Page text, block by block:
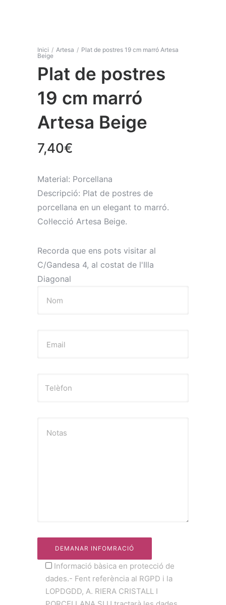
Inici / Artesa / Plat de postres 19 cm marró Artesa
Beige
Plat de postres
19 cm marró
Artesa Beige
7,40€
Material: Porcellana
Descripció: Plat de postres de
porcellana en un elegant to marró.
Col·lecció Artesa Beige.
Recorda que ens pots visitar al
C/Gandesa 4, al costat de l'Illa
Diagonal
Nom
Email
Notas
Informació bàsica en protecció de
dades.- Fent referència al RGPD i la
LOPDGDD, A. RIERA CRISTALL I